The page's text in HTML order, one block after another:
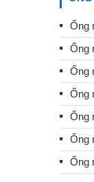
Ống
Ống
Ống
Ống
Ống
Ống
Ống